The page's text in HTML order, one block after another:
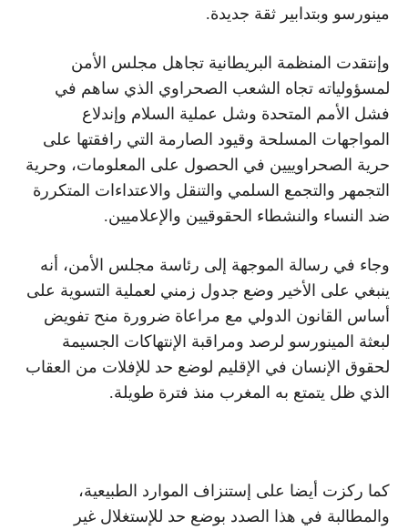
مينورسو وبتدابير ثقة جديدة.
وإنتقدت المنظمة البريطانية تجاهل مجلس الأمن
لمسؤولياته تجاه الشعب الصحراوي الذي ساهم في
فشل الأمم المتحدة وشل عملية السلام وإندلاع
المواجهات المسلحة وقيود الصارمة التي رافقتها على
حرية الصحراوييين في الحصول على المعلومات، وحرية
التجمهر والتجمع السلمي والتنقل والاعتداءات المتكررة
ضد النساء والنشطاء الحقوقيين والإعلاميين.
وجاء في رسالة الموجهة إلى رئاسة مجلس الأمن، أنه
ينبغي على الأخير وضع جدول زمني لعملية التسوية على
أساس القانون الدولي مع مراعاة ضرورة منح تفويض
لبعثة المينورسو لرصد ومراقبة الإنتهاكات الجسيمة
لحقوق الإنسان في الإقليم لوضع حد للإفلات من العقاب
الذي ظل يتمتع به المغرب منذ فترة طويلة.
كما ركزت أيضا على إستنزاف الموارد الطبيعية،
والمطالبة في هذا الصدد بوضع حد للإستغلال غير